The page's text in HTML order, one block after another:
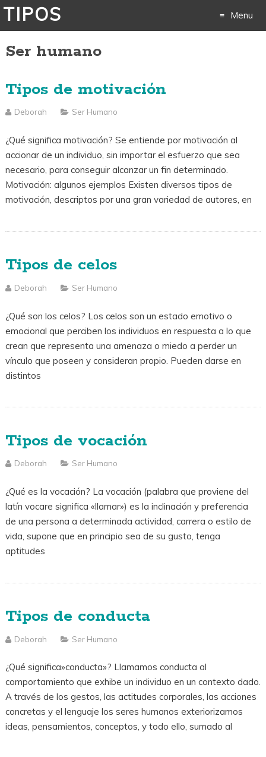
TIPOS Menu
Ser humano
Tipos de motivación
Deborah Ser Humano
¿Qué significa motivación? Se entiende por motivación al
accionar de un individuo, sin importar el esfuerzo que sea
necesario, para conseguir alcanzar un fin determinado.
Motivación: algunos ejemplos Existen diversos tipos de
motivación, descriptos por una gran variedad de autores, en
Tipos de celos
Deborah Ser Humano
¿Qué son los celos? Los celos son un estado emotivo o
emocional que perciben los individuos en respuesta a lo que
crean que representa una amenaza o miedo a perder un
vínculo que poseen y consideran propio. Pueden darse en
distintos
Tipos de vocación
Deborah Ser Humano
¿Qué es la vocación? La vocación (palabra que proviene del
latín vocare significa «llamar») es la inclinación y preferencia
de una persona a determinada actividad, carrera o estilo de
vida, supone que en principio sea de su gusto, tenga
aptitudes
Tipos de conducta
Deborah Ser Humano
¿Qué significa»conducta»? Llamamos conducta al
comportamiento que exhibe un individuo en un contexto dado.
A través de los gestos, las actitudes corporales, las acciones
concretas y el lenguaje los seres humanos exteriorizamos
ideas, pensamientos, conceptos, y todo ello, sumado al